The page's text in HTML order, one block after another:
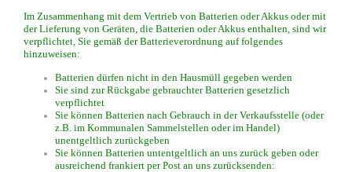
Im Zusammenhang mit dem Vertrieb von Batterien oder Akkus oder mit
der Lieferung von Geräten, die Batterien oder Akkus enthalten, sind wir
verpflichtet, Sie gemäß der Batterieverordnung auf folgendes
hinzuweisen:
Batterien dürfen nicht in den Hausmüll gegeben werden
Sie sind zur Rückgabe gebrauchter Batterien gesetzlich
verpflichtet
Sie können Batterien nach Gebrauch in der Verkaufsstelle (oder
z.B. im Kommunalen Sammelstellen oder im Handel)
unentgeltlich zurückgeben
Sie können Batterien untentgeltlich an uns zurück geben oder
ausreichend frankiert per Post an uns zurücksenden: